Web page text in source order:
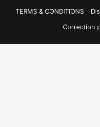
TERMS & CONDITIONS
Correction